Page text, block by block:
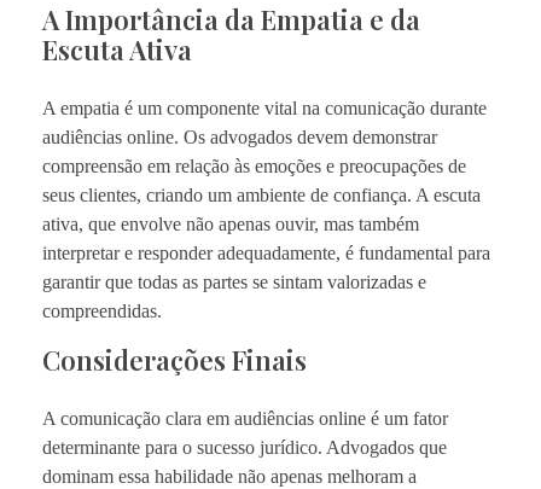
A Importância da Empatia e da
Escuta Ativa
A empatia é um componente vital na comunicação durante
audiências online. Os advogados devem demonstrar
compreensão em relação às emoções e preocupações de
seus clientes, criando um ambiente de confiança. A escuta
ativa, que envolve não apenas ouvir, mas também
interpretar e responder adequadamente, é fundamental para
garantir que todas as partes se sintam valorizadas e
compreendidas.
Considerações Finais
A comunicação clara em audiências online é um fator
determinante para o sucesso jurídico. Advogados que
dominam essa habilidade não apenas melhoram a